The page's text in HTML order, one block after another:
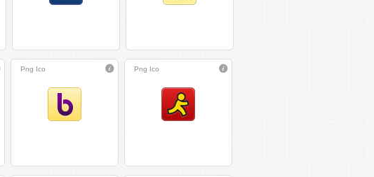
Png Ico Png Ico